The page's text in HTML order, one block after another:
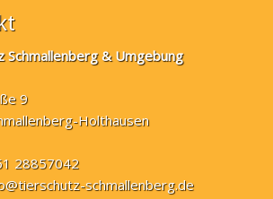
Schmallenberg & Umgebung
9
Holthausen
28857042
schmallenberg.de